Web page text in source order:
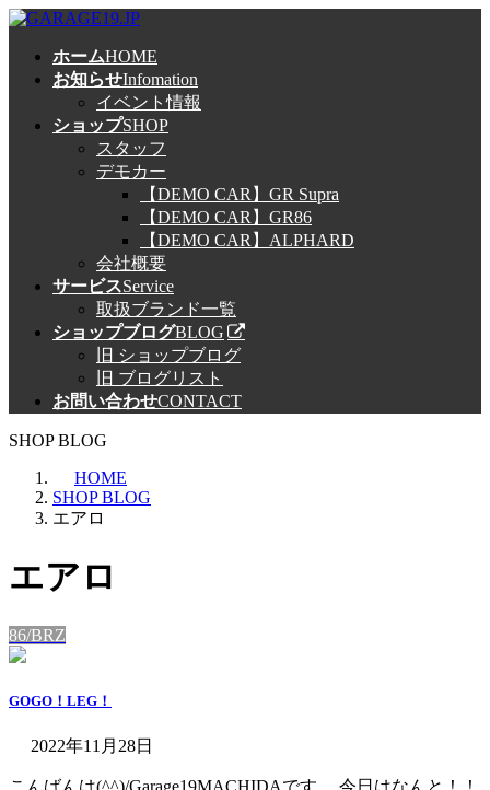
コ
ナ
ホームHOME
お知らせInfomation
イベント情報
ショップSHOP
スタッフ
デモカー
【DEMO CAR】GR Supra
【DEMO CAR】GR86
【DEMO CAR】ALPHARD
会社概要
サービスService
取扱ブランド一覧
ショップブログBLOG
旧 ショップブログ
旧 ブログリスト
お問い合わせCONTACT
SHOP BLOG
HOME
SHOP BLOG
エアロ
エアロ
86/BRZ
GOGO！LEG！
2022年11月28日